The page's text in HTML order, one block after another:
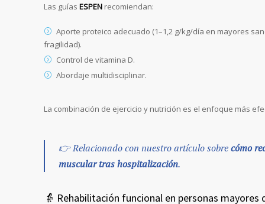
Las guías ESPEN recomiendan:
Aporte proteico adecuado (1–1,2 g/kg/día en mayores
fragilidad).
Control de vitamina D.
Abordaje multidisciplinar.
La combinación de ejercicio y nutrición es el enfoque más
👉 Relacionado con nuestro artículo sobrecómo
muscular tras hospitalización.
👵 Rehabilitación funcional en personas mayores